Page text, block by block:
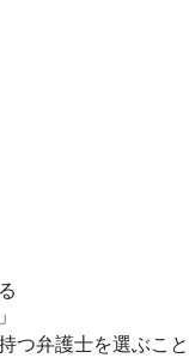
つ弁護士を選ぶこと